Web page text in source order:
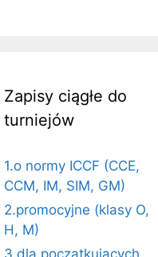
Zapisy ciągłe do
turniejów
1.o normy ICCF (CCE,
CCM, IM, SIM, GM)
2.promocyjne (klasy O,
H, M)
3.dla początkujących